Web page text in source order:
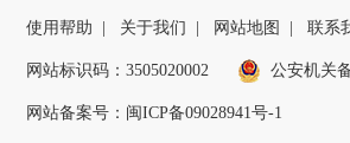
使用帮助 | 关于我们 | 网站地图 | 联系
网站标识码：3505020002 公安机关
网站备案号：闽ICP备09028941号-1